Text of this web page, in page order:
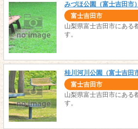
みづほ公園（富士吉田市）
富士吉田市
山梨県富士吉田市にある
す。
桂川河川公園（富士吉田
富士吉田市
山梨県富士吉田市にある
す。